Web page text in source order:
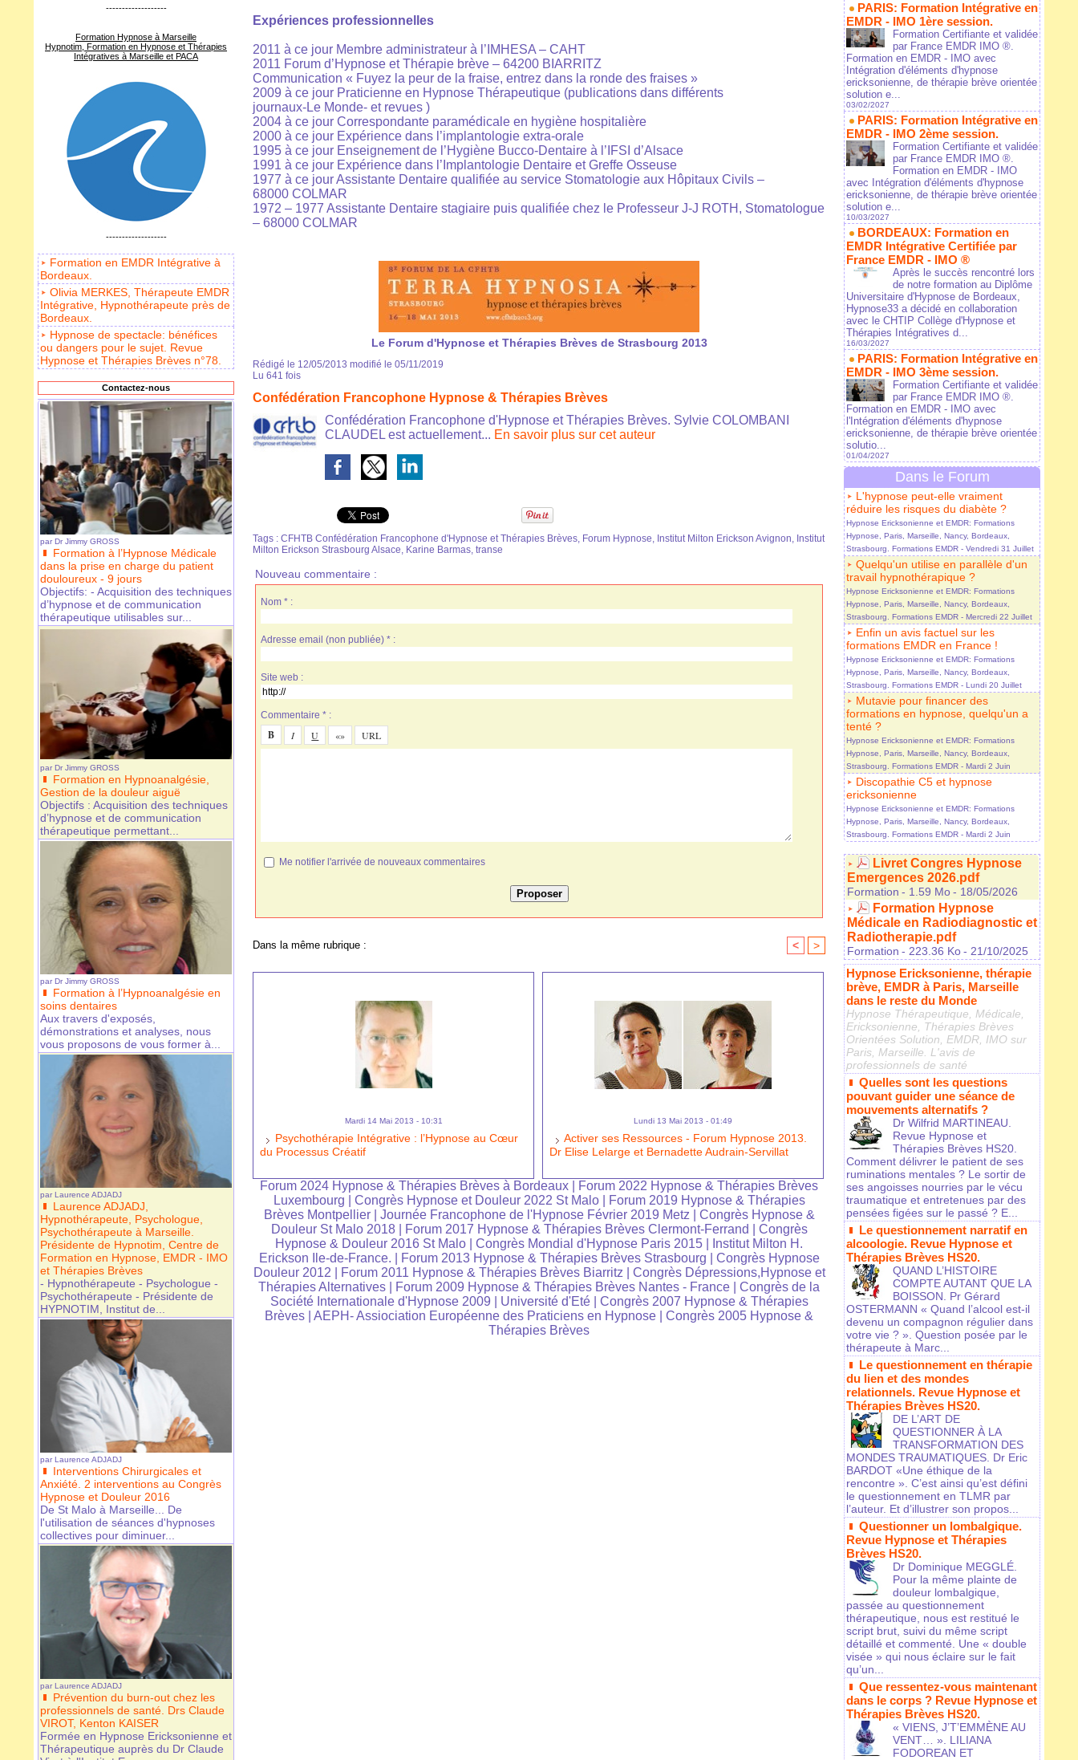
-------------------
Formation Hypnose à Marseille
Hypnotim, Formation en Hypnose et Thérapies
Intégratives à Marseille et PACA
-------------------
Formation en EMDR Intégrative à
Bordeaux.
Olivia MERKES, Thérapeute EMDR
Intégrative, Hypnothérapeute près de
Bordeaux.
Hypnose de spectacle: bénéfices
ou dangers pour le sujet. Revue
Hypnose et Thérapies Brèves n°78.
Contactez-nous
par Dr Jimmy GROSS
Formation à l’Hypnose Médicale
dans la prise en charge du patient
douloureux - 9 jours
Objectifs: - Acquisition des techniques
d’hypnose et de communication
thérapeutique utilisables sur...
par Dr Jimmy GROSS
Formation en Hypnoanalgésie,
Gestion de la douleur aiguë
Objectifs : Acquisition des techniques
d’hypnose et de communication
thérapeutique permettant...
par Dr Jimmy GROSS
Formation à l’Hypnoanalgésie en
soins dentaires
Aux travers d'exposés,
démonstrations et analyses, nous
vous proposons de vous former à...
par Laurence ADJADJ
Laurence ADJADJ,
Hypnothérapeute, Psychologue,
Psychothérapeute à Marseille.
Présidente de Hypnotim, Centre de
Formation en Hypnose, EMDR - IMO
et Thérapies Brèves
- Hypnothérapeute - Psychologue -
Psychothérapeute - Présidente de
HYPNOTIM, Institut de...
par Laurence ADJADJ
Interventions Chirurgicales et
Anxiété. 2 interventions au Congrès
Hypnose et Douleur 2016
De St Malo à Marseille... De
l'utilisation de séances d'hypnoses
collectives pour diminuer...
par Laurence ADJADJ
Prévention du burn-out chez les
professionnels de santé. Drs Claude
VIROT, Kenton KAISER
Formée en Hypnose Ericksonienne et
Thérapeutique auprès du Dr Claude
Expériences professionnelles
2011 à ce jour Membre administrateur à l’IMHESA – CAHT
2011 Forum d’Hypnose et Thérapie brève – 64200 BIARRITZ
Communication « Fuyez la peur de la fraise, entrez dans la ronde des fraises »
2009 à ce jour Praticienne en Hypnose Thérapeutique (publications dans différents
journaux-Le Monde- et revues )
2004 à ce jour Correspondante paramédicale en hygiène hospitalière
2000 à ce jour Expérience dans l’implantologie extra-orale
1995 à ce jour Enseignement de l’Hygiène Bucco-Dentaire à l’IFSI d’Alsace
1991 à ce jour Expérience dans l’Implantologie Dentaire et Greffe Osseuse
1977 à ce jour Assistante Dentaire qualifiée au service Stomatologie aux Hôpitaux Civils –
68000 COLMAR
1972 – 1977 Assistante Dentaire stagiaire puis qualifiée chez le Professeur J-J ROTH, Stomatologue
– 68000 COLMAR
Le Forum d'Hypnose et Thérapies Brèves de Strasbourg 2013
Rédigé le 12/05/2013 modifié le 05/11/2019
Lu 641 fois
Confédération Francophone Hypnose & Thérapies Brèves
Confédération Francophone d'Hypnose et Thérapies Brèves. Sylvie COLOMBANI
CLAUDEL est actuellement... En savoir plus sur cet auteur
Tags : CFHTB Confédération Francophone d'Hypnose et Thérapies Brèves, Forum Hypnose, Institut Milton Erickson Avignon, Institut
Milton Erickson Strasbourg Alsace, Karine Barmas, transe
Nouveau commentaire :
Nom * :
Adresse email (non publiée) * :
Site web :
Commentaire * :
Me notifier l'arrivée de nouveaux commentaires
Dans la même rubrique : < >
Mardi 14 Mai 2013 - 10:31
Psychothérapie Intégrative : l’Hypnose au Cœur
du Processus Créatif
Lundi 13 Mai 2013 - 01:49
Activer ses Ressources - Forum Hypnose 2013.
Dr Elise Lelarge et Bernadette Audrain-Servillat
Forum 2024 Hypnose & Thérapies Brèves à Bordeaux
Forum 2022 Hypnose & Thérapies Brèves
Luxembourg
Congrès Hypnose et Douleur 2022 St Malo
Forum 2019 Hypnose & Thérapies
Brèves Montpellier
Journée Francophone de l'Hypnose Février 2019 Metz
Congrès Hypnose &
Douleur St Malo 2018
Forum 2017 Hypnose & Thérapies Brèves Clermont-Ferrand
Congrès
Hypnose & Douleur 2016 St Malo
Congrès Mondial d'Hypnose Paris 2015
Institut Milton H.
Erickson Ile-de-France.
Forum 2013 Hypnose & Thérapies Brèves Strasbourg
Congrès Hypnose
Douleur 2012
Forum 2011 Hypnose & Thérapies Brèves Biarritz
Congrès Dépressions,Hypnose et
Thérapies Alternatives
Forum 2009 Hypnose & Thérapies Brèves Nantes - France
Congrès de la
Société Internationale d'Hypnose 2009
Université d'Eté
Congrès 2007 Hypnose & Thérapies
Brèves
AEPH- Assiociation Européenne des Praticiens en Hypnose
Congrès 2005 Hypnose &
Thérapies Brèves
PARIS: Formation Intégrative en
EMDR - IMO 1ère session.
Formation Certifiante et validée
par France EMDR IMO ®.
Formation en EMDR - IMO avec
Intégration d'éléments d'hypnose
ericksonienne, de thérapie brève orientée
solution e...
03/02/2027
PARIS: Formation Intégrative en
EMDR - IMO 2ème session.
Formation Certifiante et validée
par France EMDR IMO ®.
Formation en EMDR - IMO
avec Intégration d'éléments d'hypnose
ericksonienne, de thérapie brève orientée
solution e...
10/03/2027
BORDEAUX: Formation en
EMDR Intégrative Certifiée par
France EMDR - IMO ®
Après le succès rencontré lors
de notre formation au Diplôme
Universitaire d'Hypnose de Bordeaux,
Hypnose33 a décidé en collaboration
avec le CHTIP Collège d'Hypnose et
Thérapies Intégratives d...
16/03/2027
PARIS: Formation Intégrative en
EMDR - IMO 3ème session.
Formation Certifiante et validée
par France EMDR IMO ®.
Formation en EMDR - IMO avec
l'Intégration d'éléments d'hypnose
ericksonienne, de thérapie brève orientée
solutio...
01/04/2027
Dans le Forum
L'hypnose peut-elle vraiment
réduire les risques du diabète ?
Hypnose Ericksonienne et EMDR: Formations
Hypnose, Paris, Marseille, Nancy, Bordeaux,
Strasbourg. Formations EMDR - Vendredi 31 Juillet
Quelqu'un utilise en parallèle d'un
travail hypnothérapique ?
Hypnose Ericksonienne et EMDR: Formations
Hypnose, Paris, Marseille, Nancy, Bordeaux,
Strasbourg. Formations EMDR - Mercredi 22 Juillet
Enfin un avis factuel sur les
formations EMDR en France !
Hypnose Ericksonienne et EMDR: Formations
Hypnose, Paris, Marseille, Nancy, Bordeaux,
Strasbourg. Formations EMDR - Lundi 20 Juillet
Mutavie pour financer des
formations en hypnose, quelqu'un a
tenté ?
Hypnose Ericksonienne et EMDR: Formations
Hypnose, Paris, Marseille, Nancy, Bordeaux,
Strasbourg. Formations EMDR - Mardi 2 Juin
Discopathie C5 et hypnose
ericksonienne
Hypnose Ericksonienne et EMDR: Formations
Hypnose, Paris, Marseille, Nancy, Bordeaux,
Strasbourg. Formations EMDR - Mardi 2 Juin
Livret Congres Hypnose
Emergences 2026.pdf
Formation - 1.59 Mo- 18/05/2026
Formation Hypnose
Médicale en Radiodiagnostic et
Radiotherapie.pdf
Formation - 223.36 Ko- 21/10/2025
Hypnose Ericksonienne, thérapie
brève, EMDR à Paris, Marseille
dans le reste du Monde
Hypnose Thérapeutique, Médicale,
Ericksonienne, Thérapies Brèves
Orientées Solution, EMDR, IMO sur
Paris, Marseille. L'avis de
professionnels de santé
Quelles sont les questions
pouvant guider une séance de
mouvements alternatifs ?
Dr Wilfrid MARTINEAU.
Revue Hypnose et
Thérapies Brèves HS20.
Comment délivrer le patient de ses
ruminations mentales ? Le sortir de
ses angoisses nourries par le vécu
traumatique et entretenues par des
pensées figées sur le passé ? E...
Le questionnement narratif en
alcoologie. Revue Hypnose et
Thérapies Brèves HS20.
QUAND L’HISTOIRE
COMPTE AUTANT QUE LA
BOISSON. Pr Gérard
OSTERMANN « Quand l’alcool est-il
devenu un compagnon régulier dans
votre vie ? ». Question posée par le
thérapeute à Marc...
Le questionnement en thérapie
du lien et des mondes
relationnels. Revue Hypnose et
Thérapies Brèves HS20.
DE L’ART DE
QUESTIONNER À LA
TRANSFORMATION DES
MONDES TRAUMATIQUES. Dr Eric
BARDOT «Une éthique de la
rencontre ». C’est ainsi qu’est défini
le questionnement en TLMR par
l’auteur. Et d’illustrer son propos...
Questionner un lombalgique.
Revue Hypnose et Thérapies
Brèves HS20.
Dr Dominique MEGGLÉ.
Pour la même plainte de
douleur lombalgique,
passée au questionnement
thérapeutique, nous est restitué le
script brut, suivi du même script
détaillé et commenté. Une « double
visée » qui nous éclaire sur le fait
qu’un...
Que ressentez-vous maintenant
dans le corps ? Revue Hypnose et
Thérapies Brèves HS20.
« VIENS, J’T’EMMÈNE AU
VENT… ». LILIANA
FODOREAN ET